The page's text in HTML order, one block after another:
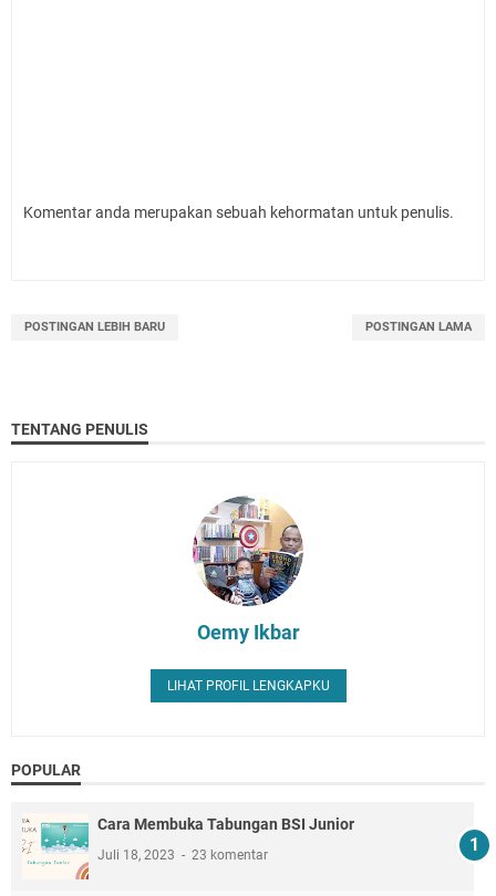
Komentar anda merupakan sebuah kehormatan untuk penulis.
POSTINGAN LEBIH BARU POSTINGAN LAMA
TENTANG PENULIS
Oemy Ikbar
LIHAT PROFIL LENGKAPKU
POPULAR
Cara Membuka Tabungan BSI Junior
Juli 18, 2023 23 komentar